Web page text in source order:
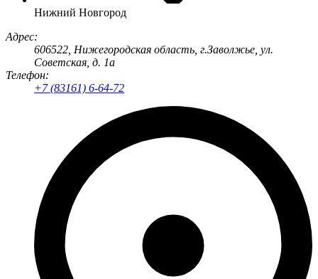
Нижний Новгород
Адрес:
606522 , Нижегородская область, г.Заволжье ул.
Советская, д. 1а
Телефон:
+7 (83161) 6-64-72